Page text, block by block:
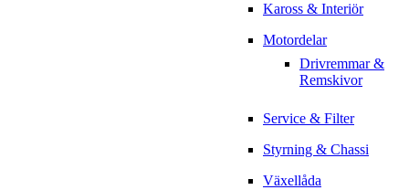
Kaross & Interiör
Motordelar
Drivremmar &
Remskivor
Service & Filter
Styrning & Chassi
Växellåda